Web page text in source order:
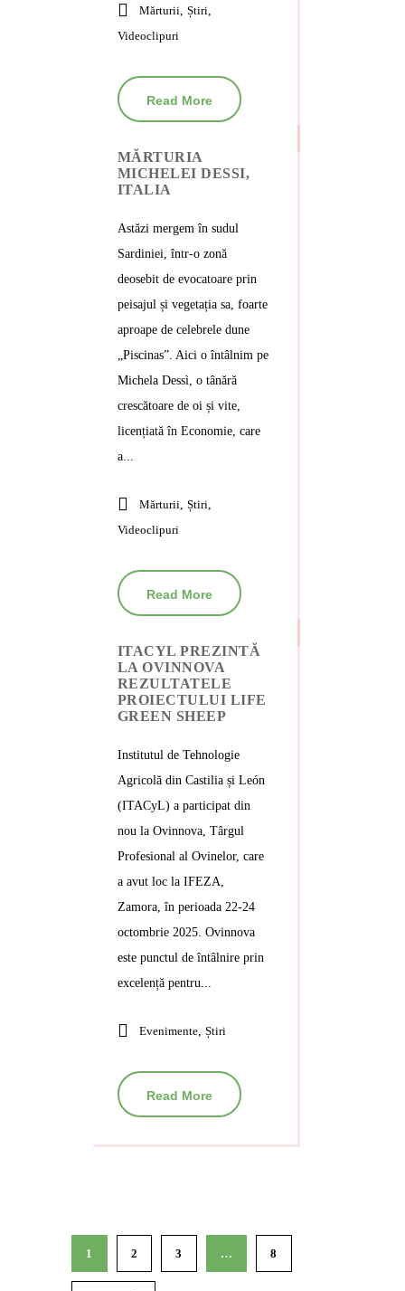
Mărturii, Știri,
Videoclipuri
Read More
MĂRTURIA
MICHELEI DESSI,
ITALIA
Astăzi mergem în sudul
Sardiniei, într-o zonă
deosebit de evocatoare prin
peisajul și vegetația sa, foarte
aproape de celebrele dune
„Piscinas”. Aici o întâlnim pe
Michela Dessì, o tânără
crescătoare de oi și vite,
licențiată în Economie, care
a...
Mărturii, Știri,
Videoclipuri
Read More
ITACYL PREZINTĂ
LA OVINNOVA
REZULTATELE
PROIECTULUI LIFE
GREEN SHEEP
Institutul de Tehnologie
Agricolă din Castilia și León
(ITACyL) a participat din
nou la Ovinnova, Târgul
Profesional al Ovinelor, care
a avut loc la IFEZA,
Zamora, în perioada 22-24
octombrie 2025. Ovinnova
este punctul de întâlnire prin
excelență pentru...
Evenimente, Știri
Read More
1 2 3 … 8